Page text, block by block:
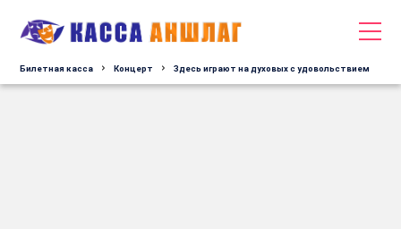
Билетная касса Концерт Здесь играют на духовых с удовольствием